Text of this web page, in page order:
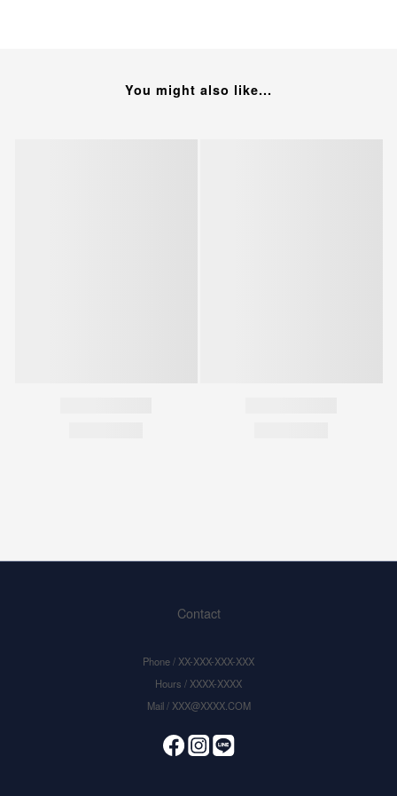
You might also like...
Contact
Phone / XX-XXX-XXX-XXX
Hours / XXXX-XXXX
Mail / XXX@XXXX.COM